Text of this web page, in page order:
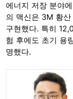
에너지 저장 분야
의 맥신은 3M 황
구현했다. 특히
험 후에도 초기 용
명했다.